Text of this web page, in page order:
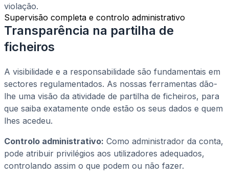
violação.
Supervisão completa e controlo administrativo
Transparência na partilha de
ficheiros
A visibilidade e a responsabilidade são fundamentais em
sectores regulamentados. As nossas ferramentas dão-
lhe uma visão da atividade de partilha de ficheiros, para
que saiba exatamente onde estão os seus dados e quem
lhes acedeu.
Controlo administrativo: Como administrador da conta,
pode atribuir privilégios aos utilizadores adequados,
controlando assim o que podem ou não fazer.